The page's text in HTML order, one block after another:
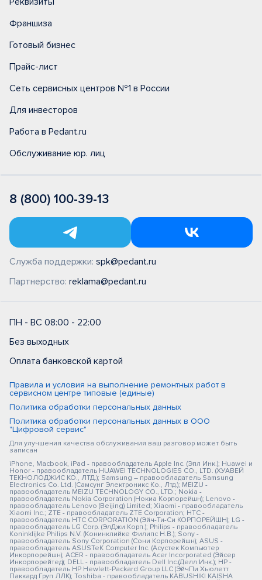
Франшиза
Готовый бизнес
Прайс-лист
Сеть сервисных центров №1 в России
Для инвесторов
Работа в Pedant.ru
Обслуживание юр. лиц
8 (800) 100-39-13
Служба поддержки: spk@pedant.ru
Партнерство: reklama@pedant.ru
ПН - ВС 08:00 - 22:00
Без выходных
Оплата банковской картой
Правила и условия на выполнение ремонтных работ в
сервисном центре типовые (единые)
Политика обработки персональных данных
Политика обработки персональных данных в ООО
"Цифровой сервис"
Для улучшения качества обслуживания ваш разговор может быть
записан
iPhone, Macbook, iPad - правообладатель Apple Inc. (Эпл Инк.); Huawei и
Honor - правообладатель HUAWEI TECHNOLOGIES CO., LTD. (ХУАВЕЙ
ТЕКНОЛОДЖИС КО., ЛТД.); Samsung – правообладатель Samsung
Electronics Co. Ltd. (Самсунг Электроникс Ко., Лтд.); MEIZU -
правообладатель MEIZU TECHNOLOGY CO., LTD.; Nokia -
правообладатель Nokia Corporation (Нокиа Корпорейшн); Lenovo -
правообладатель Lenovo (Beijing) Limited; Xiaomi - правообладатель
Xiaomi Inc.; ZTE - правообладатель ZTE Corporation; HTC -
правообладатель HTC CORPORATION (Эйч-Ти-Си КОРПОРЕЙШН); LG -
правообладатель LG Corp. (ЭлДжи Корп.); Philips - правообладатель
Koninklijke Philips N.V. (Конинклийке Филипс Н.В.); Sony -
правообладатель Sony Corporation (Сони Корпорейшн); ASUS -
правообладатель ASUSTeK Computer Inc. (Асустек Компьютер
Инкорпорейшн); ACER - правообладатель Acer Incorporated (Эйсер
Инкорпорейтед); DELL - правообладатель Dell Inc.(Делл Инк.); HP -
правообладатель HP Hewlett-Packard Group LLC (ЭйчПи Хьюлетт
Паккард Груп ЛЛК); Toshiba - правообладатель KABUSHIKI KAISHA